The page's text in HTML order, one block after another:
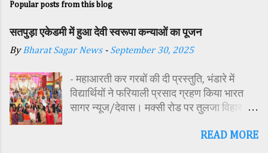
Popular posts from this blog
सतपुड़ा एकेडमी में हुआ देवी स्वरूपा कन्याओं का पूजन
ByBharat Sagar News - September 30, 2025
- महाआरती कर गरबों की दी प्रस्तुति, भंडारे में
विद्यार्थियों ने फरियाली प्रसाद ग्रहण किया भारत
सागर न्यूज/देवास। मक्सी रोड पर तुलजा विहार
पावन अवसर पर कन्या पूजन एवं गरबा महोत्सव का
READ MORE